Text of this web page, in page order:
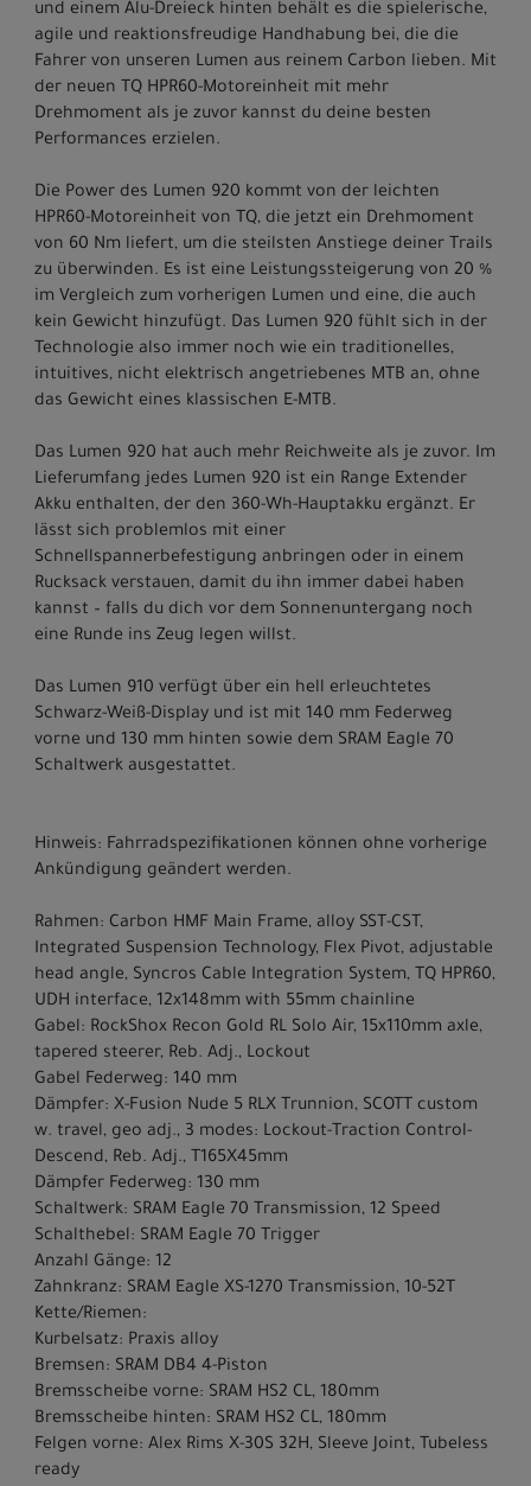
und einem Alu-Dreieck hinten behält es die spielerische,
agile und reaktionsfreudige Handhabung bei, die die
Fahrer von unseren Lumen aus reinem Carbon lieben. Mit
der neuen TQ HPR60-Motoreinheit mit mehr
Drehmoment als je zuvor kannst du deine besten
Performances erzielen.
Die Power des Lumen 920 kommt von der leichten
HPR60-Motoreinheit von TQ, die jetzt ein Drehmoment
von 60 Nm liefert, um die steilsten Anstiege deiner Trails
zu überwinden. Es ist eine Leistungssteigerung von 20 %
im Vergleich zum vorherigen Lumen und eine, die auch
kein Gewicht hinzufügt. Das Lumen 920 fühlt sich in der
Technologie also immer noch wie ein traditionelles,
intuitives, nicht elektrisch angetriebenes MTB an, ohne
das Gewicht eines klassischen E-MTB.
Das Lumen 920 hat auch mehr Reichweite als je zuvor. Im
Lieferumfang jedes Lumen 920 ist ein Range Extender
Akku enthalten, der den 360-Wh-Hauptakku ergänzt. Er
lässt sich problemlos mit einer
Schnellspannerbefestigung anbringen oder in einem
Rucksack verstauen, damit du ihn immer dabei haben
kannst – falls du dich vor dem Sonnenuntergang noch
eine Runde ins Zeug legen willst.
Das Lumen 910 verfügt über ein hell erleuchtetes
Schwarz-Weiß-Display und ist mit 140 mm Federweg
vorne und 130 mm hinten sowie dem SRAM Eagle 70
Schaltwerk ausgestattet.
Hinweis: Fahrradspezifikationen können ohne vorherige
Ankündigung geändert werden.
Rahmen: Carbon HMF Main Frame, alloy SST-CST,
Integrated Suspension Technology, Flex Pivot, adjustable
head angle, Syncros Cable Integration System, TQ HPR60,
UDH interface, 12x148mm with 55mm chainline
Gabel: RockShox Recon Gold RL Solo Air, 15x110mm axle,
tapered steerer, Reb. Adj., Lockout
Gabel Federweg: 140 mm
Dämpfer: X-Fusion Nude 5 RLX Trunnion, SCOTT custom
w. travel, geo adj., 3 modes: Lockout-Traction Control-
Descend, Reb. Adj., T165X45mm
Dämpfer Federweg: 130 mm
Schaltwerk: SRAM Eagle 70 Transmission, 12 Speed
Schalthebel: SRAM Eagle 70 Trigger
Anzahl Gänge: 12
Zahnkranz: SRAM Eagle XS-1270 Transmission, 10-52T
Kette/Riemen:
Kurbelsatz: Praxis alloy
Bremsen: SRAM DB4 4-Piston
Bremsscheibe vorne: SRAM HS2 CL, 180mm
Bremsscheibe hinten: SRAM HS2 CL, 180mm
Felgen vorne: Alex Rims X-30S 32H, Sleeve Joint, Tubeless
ready